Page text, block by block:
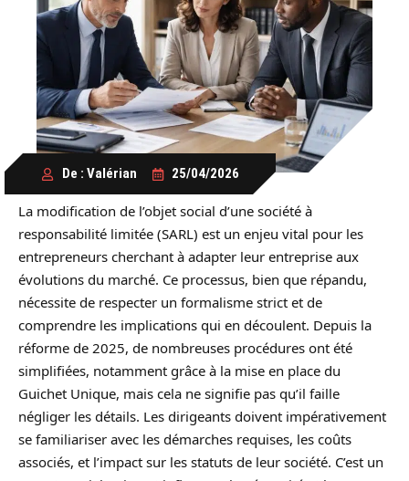
De : Valérian 25/04/2026
La modification de l’objet social d’une société à
responsabilité limitée (SARL) est un enjeu vital pour les
entrepreneurs cherchant à adapter leur entreprise aux
évolutions du marché. Ce processus, bien que répandu,
nécessite de respecter un formalisme strict et de
comprendre les implications qui en découlent. Depuis la
réforme de 2025, de nombreuses procédures ont été
simplifiées, notamment grâce à la mise en place du
Guichet Unique, mais cela ne signifie pas qu’il faille
négliger les détails. Les dirigeants doivent impérativement
se familiariser avec les démarches requises, les coûts
associés, et l’impact sur les statuts de leur société. C’est un